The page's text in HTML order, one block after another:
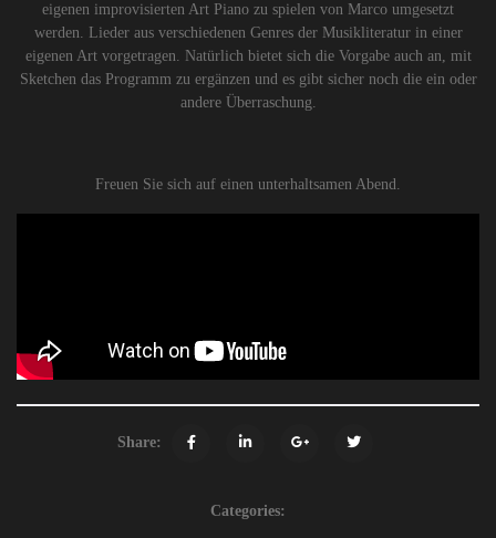
eigenen improvisierten Art Piano zu spielen von Marco umgesetzt
werden. Lieder aus verschiedenen Genres der Musikliteratur in einer
eigenen Art vorgetragen. Natürlich bietet sich die Vorgabe auch an, mit
Sketchen das Programm zu ergänzen und es gibt sicher noch die ein oder
andere Überraschung.
Freuen Sie sich auf einen unterhaltsamen Abend.
Share:
Categories: